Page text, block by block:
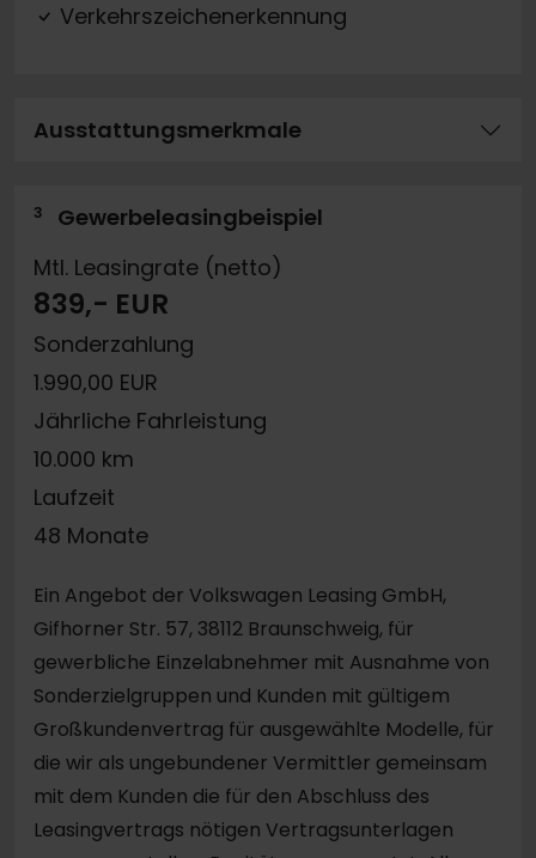
Verkehrszeichenerkennung
Ausstattungsmerkmale
3
Gewerbeleasingbeispiel
Mtl. Leasingrate (netto)
839,- EUR
Sonderzahlung
1.990,00 EUR
Jährliche Fahrleistung
10.000 km
Laufzeit
48 Monate
Ein Angebot der Volkswagen Leasing GmbH,
Gifhorner Str. 57, 38112 Braunschweig, für
gewerbliche Einzelabnehmer mit Ausnahme von
Sonderzielgruppen und Kunden mit gültigem
Großkundenvertrag für ausgewählte Modelle, für
die wir als ungebundener Vermittler gemeinsam
mit dem Kunden die für den Abschluss des
Leasingvertrags nötigen Vertragsunterlagen